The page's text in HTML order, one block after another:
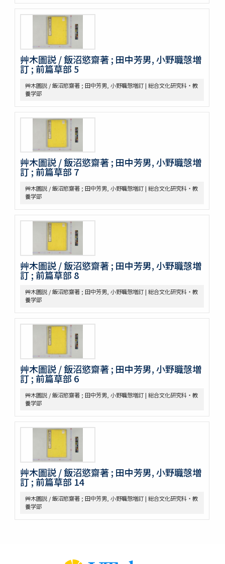
Alle de plaaten en de vruchten
坂本浩然菌譜
茘枝譜 : 七篇第一
南産志
續脩臺灣府志
中山傳信録 6巻/ (清) 徐葆光纂
廣東新語 28巻
農政全書 60巻
農桑輯要 7巻
花暦百詠 2巻坿百花賦考百花和稱
事物異名録 40巻
重刊巣氏諸病源候緫論 50巻 (存45巻)
遠西醫方名物考 36巻補遺9巻
延喜式 50巻
資源科学研究所旧蔵本草書コレクション（国文研デジタル化分）
神農本草経
坿本草綱目拾遺10巻坿本草萬方鍼線8巻 / (明) 李時珍撰輯 ; (清) 呉毓
本草求眞 12巻序目圖1巻 / (清) 黄宮繍纂呈 ; (清) 黄宮黻校訂 ; (清)
黄學昌 [ほか] 校字
本草和名索引
本草從新 18巻總義1巻 / (清) 呉儀洛 [撰]
袖珍鑑本草綱目 / [前田利保著]
三物考
大成真寫譜
紫藤園攷證 / 源翠嶽鑒定
有毒便覧
毒品便覧
田中芳男君七六展覽會記念誌
錦窠翁耋筵誌
錦窠翁九十賀壽博物會誌 / 伊藤篤太郎編
多識會誌
伊藤圭介履歴
救荒本草啓蒙 / 小野蕙蕙口授 ; 小野彦安録
救荒野譜記聞
艸木圖説 / 飯沼慾齋著 ; 田中芳男, 小野職愨増訂
本草圖譜 / 潅園岩崎常正著 ; 飯田藏太郎編纂
本草圖譜 / 岩崎常正著
瓶史草木備考
植物漢名鑑
草木異名集
[和]朝本草
艸木圖説 / 飯沼慾齋著 ; 田中芳男, 小野職愨増
訂 ; 前篇草部 5
艸木圖説 / 飯沼慾齋著 ; 田中芳男, 小野職愨増訂 | 総合文化研究科・教
養学部
艸木圖説 / 飯沼慾齋著 ; 田中芳男, 小野職愨増
訂 ; 前篇草部 7
艸木圖説 / 飯沼慾齋著 ; 田中芳男, 小野職愨増訂 | 総合文化研究科・教
養学部
艸木圖説 / 飯沼慾齋著 ; 田中芳男, 小野職愨増
訂 ; 前篇草部 8
艸木圖説 / 飯沼慾齋著 ; 田中芳男, 小野職愨増訂 | 総合文化研究科・教
養学部
艸木圖説 / 飯沼慾齋著 ; 田中芳男, 小野職愨増
訂 ; 前篇草部 6
艸木圖説 / 飯沼慾齋著 ; 田中芳男, 小野職愨増訂 | 総合文化研究科・教
養学部
艸木圖説 / 飯沼慾齋著 ; 田中芳男, 小野職愨増
訂 ; 前篇草部 14
艸木圖説 / 飯沼慾齋著 ; 田中芳男, 小野職愨増訂 | 総合文化研究科・教
養学部